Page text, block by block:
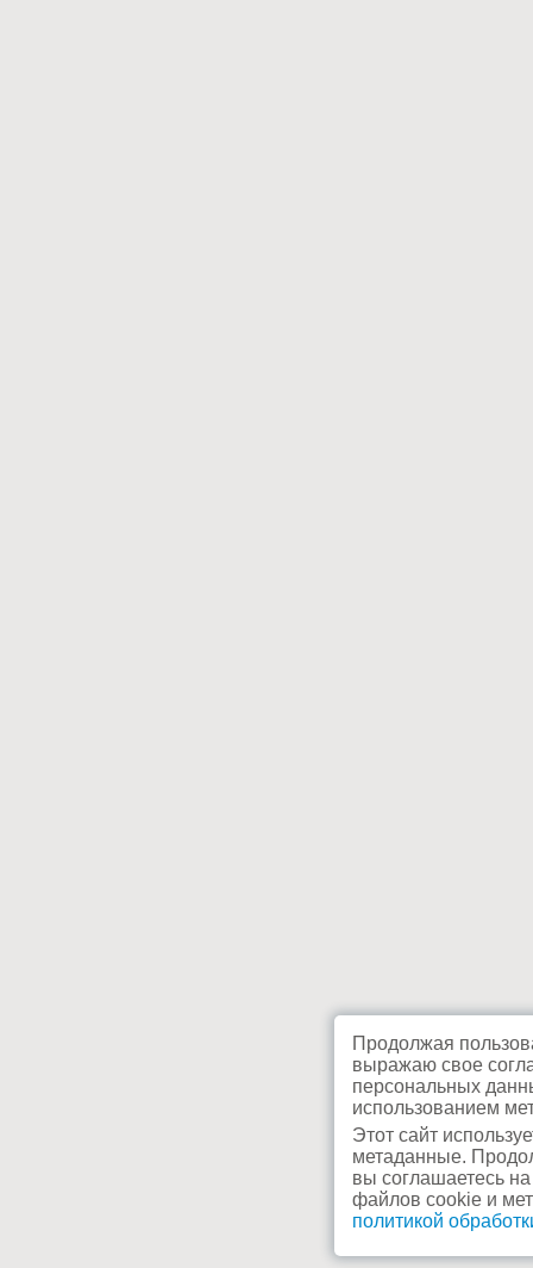
Продолжая
выражаю свое
персональных
использованием
Этот сайт
метаданные.
вы соглашаетесь
файлов cookie и
политикой